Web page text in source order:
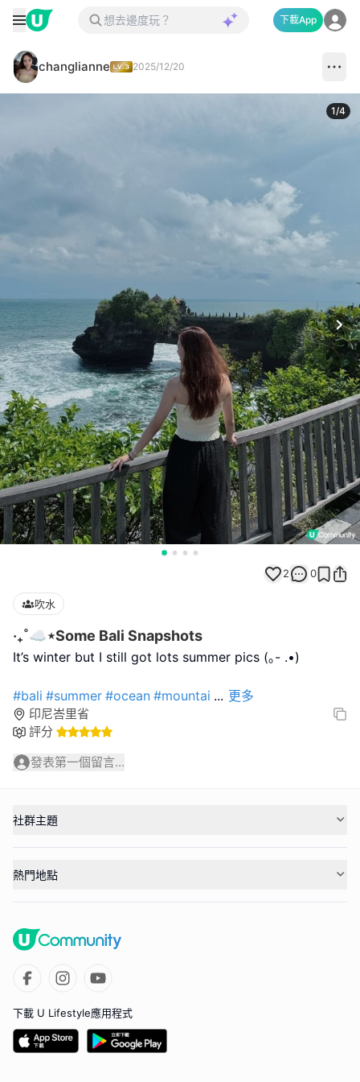
下載App
changlianne 2025/12/20
1/4
2 0
吹水
‧₊˚☁️⋆Some Bali Snapshots
It’s winter but I still got lots summer pics (｡- .•)
#bali #summer #ocean #mountai ... 更多
印尼峇里省
評分
發表第一個留言...
社群主題
熱門地點
下載 U Lifestyle應用程式